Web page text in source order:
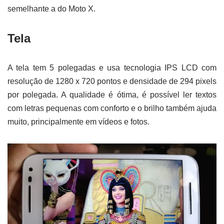
semelhante a do Moto X.
Tela
A tela tem 5 polegadas e usa tecnologia IPS LCD com
resolução de 1280 x 720 pontos e densidade de 294 pixels
por polegada. A qualidade é ótima, é possível ler textos
com letras pequenas com conforto e o brilho também ajuda
muito, principalmente em vídeos e fotos.